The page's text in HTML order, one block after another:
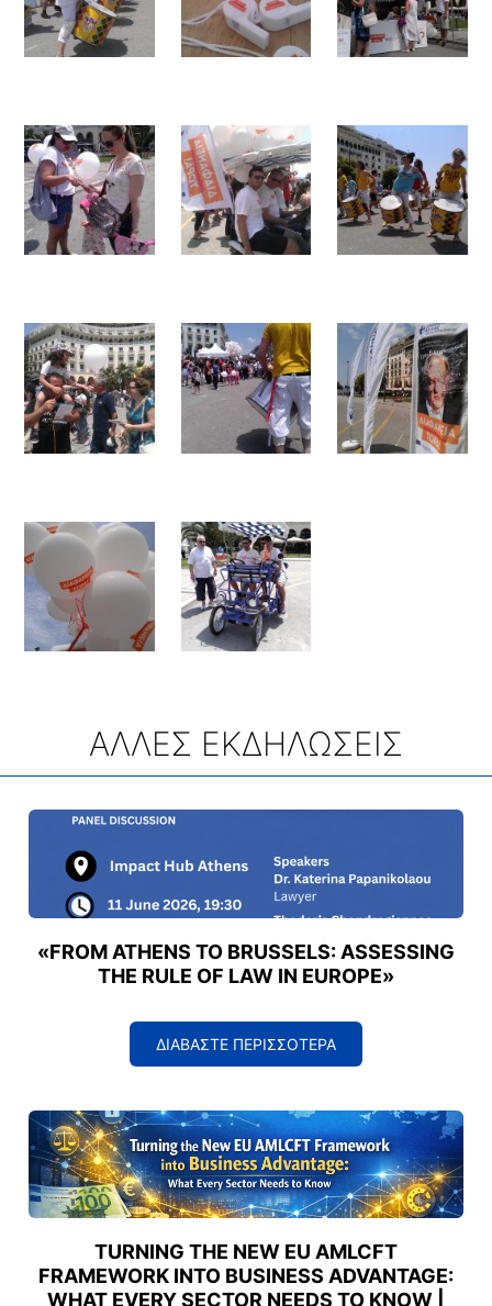
ΑΛΛΕΣ ΕΚΔΗΛΩΣΕΙΣ
«FROM ATHENS TO BRUSSELS: ASSESSING
THE RULE OF LAW IN EUROPE»
ΔΙΑΒΑΣΤΕ ΠΕΡΙΣΣΟΤΕΡΑ
TURNING THE NEW EU AMLCFT
FRAMEWORK INTO BUSINESS ADVANTAGE:
WHAT EVERY SECTOR NEEDS TO KNOW |